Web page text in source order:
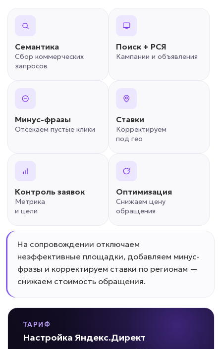
Семантика
Сбор коммерческих
запросов
Поиск + РСЯ
Кампании и объявления
Минус-фразы
Отсекаем пустые клики
Ставки
Корректируем
под гео
Контроль заявок
Метрика
и цели
Оптимизация
Снижаем цену
обращения
На сопровождении отключаем
неэффективные площадки, добавляем минус-
фразы и корректируем ставки по регионам —
снижаем стоимость обращения.
ТАРИФ
Настройка Яндекс.Директ